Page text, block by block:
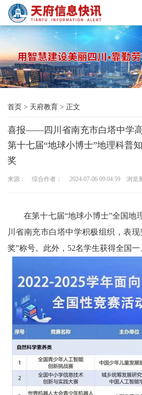
首
页
天
府
老
协
府
天
府
三
天
府
首页 > 天府教育 > 正文
喜报——四川省南充市白塔中学
第十七届“地球小博士”地理科普
奖
来源： 综合作者： 2024-07-06 09:04:59 浏览
在第十七届“地球小博士”全国地
川省南充市白塔中学积极组织，表
奖”称号。此外，52名学生获得全国一